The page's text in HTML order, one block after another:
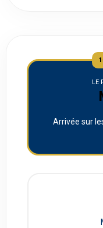
LE
Arrivée sur